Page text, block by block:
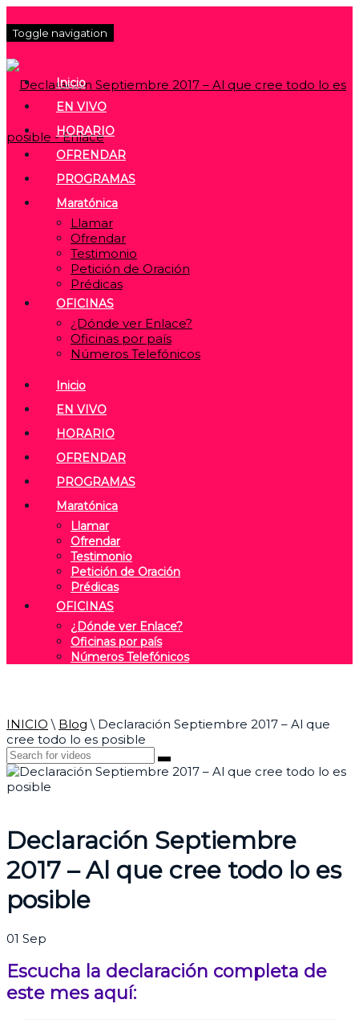
Toggle navigation
Inicio
EN VIVO
HORARIO
OFRENDAR
PROGRAMAS
Maratónica
Llamar
Ofrendar
Testimonio
Petición de Oración
Prédicas
OFICINAS
¿Dónde ver Enlace?
Oficinas por país
Números Telefónicos
Inicio
EN VIVO
HORARIO
OFRENDAR
PROGRAMAS
Maratónica
Llamar
Ofrendar
Testimonio
Petición de Oración
Prédicas
OFICINAS
¿Dónde ver Enlace?
Oficinas por país
Números Telefónicos
INICIO \ Blog \ Declaración Septiembre 2017 – Al que
cree todo lo es posible
Declaración Septiembre
2017 – Al que cree todo lo es
posible
01 Sep
Escucha la declaración completa de
este mes aquí: